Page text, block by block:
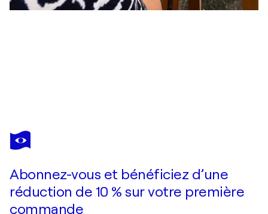
ELLEN FASTHUBER-HUEMER
Akt Nr. 7, Juli 2020
Abonnez-vous et bénéficiez d’une
réduction de 10 % sur votre première
commande